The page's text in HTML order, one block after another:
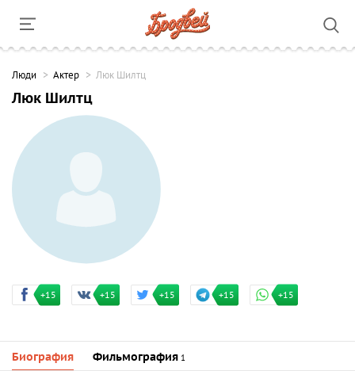
Люди Актер Люк Шилтц
Люк Шилтц
+15 +15 +15 +15 +15
Биография Фильмография 1